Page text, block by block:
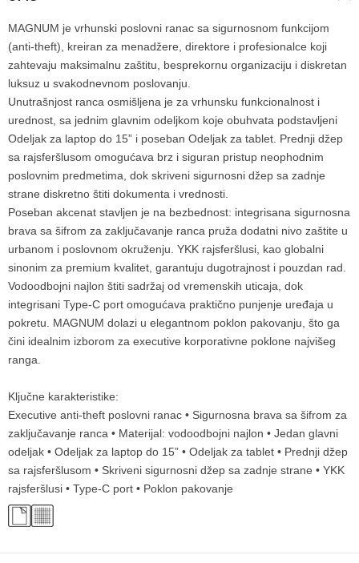
MAGNUM je vrhunski poslovni ranac sa sigurnosnom funkcijom
(anti-theft), kreiran za menadžere, direktore i profesionalce koji
zahtevaju maksimalnu zaštitu, besprekornu organizaciju i diskretan
luksuz u svakodnevnom poslovanju.
Unutrašnjost ranca osmišljena je za vrhunsku funkcionalnost i
urednost, sa jednim glavnim odeljkom koje obuhvata podstavljeni
Odeljak za laptop do 15” i poseban Odeljak za tablet. Prednji džep
sa rajsferšlusom omogućava brz i siguran pristup neophodnim
poslovnim predmetima, dok skriveni sigurnosni džep sa zadnje
strane diskretno štiti dokumenta i vrednosti.
Poseban akcenat stavljen je na bezbednost: integrisana sigurnosna
brava sa šifrom za zaključavanje ranca pruža dodatni nivo zaštite u
urbanom i poslovnom okruženju. YKK rajsferšlusi, kao globalni
sinonim za premium kvalitet, garantuju dugotrajnost i pouzdan rad.
Vodoodbojni najlon štiti sadržaj od vremenskih uticaja, dok
integrisani Type-C port omogućava praktično punjenje uređaja u
pokretu. MAGNUM dolazi u elegantnom poklon pakovanju, što ga
čini idealnim izborom za executive korporativne poklone najvišeg
ranga.
Ključne karakteristike:
Executive anti-theft poslovni ranac • Sigurnosna brava sa šifrom za
zaključavanje ranca • Materijal: vodoodbojni najlon • Jedan glavni
odeljak • Odeljak za laptop do 15” • Odeljak za tablet • Prednji džep
sa rajsferšlusom • Skriveni sigurnosni džep sa zadnje strane • YKK
rajsferšlusi • Type-C port • Poklon pakovanje